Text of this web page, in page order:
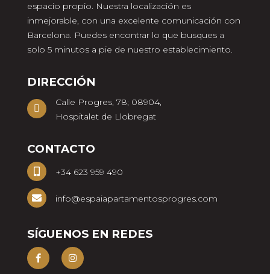
espacio propio. Nuestra localización es
inmejorable, con una excelente comunicación con
Barcelona. Puedes encontrar lo que busques a
solo 5 minutos a pie de nuestro establecimiento.
DIRECCIÓN
Calle Progres, 78; 08904,
Hospitalet de Llobregat
CONTACTO
+34 623 959 490
info@espaiapartamentosprogres.com
SÍGUENOS EN REDES